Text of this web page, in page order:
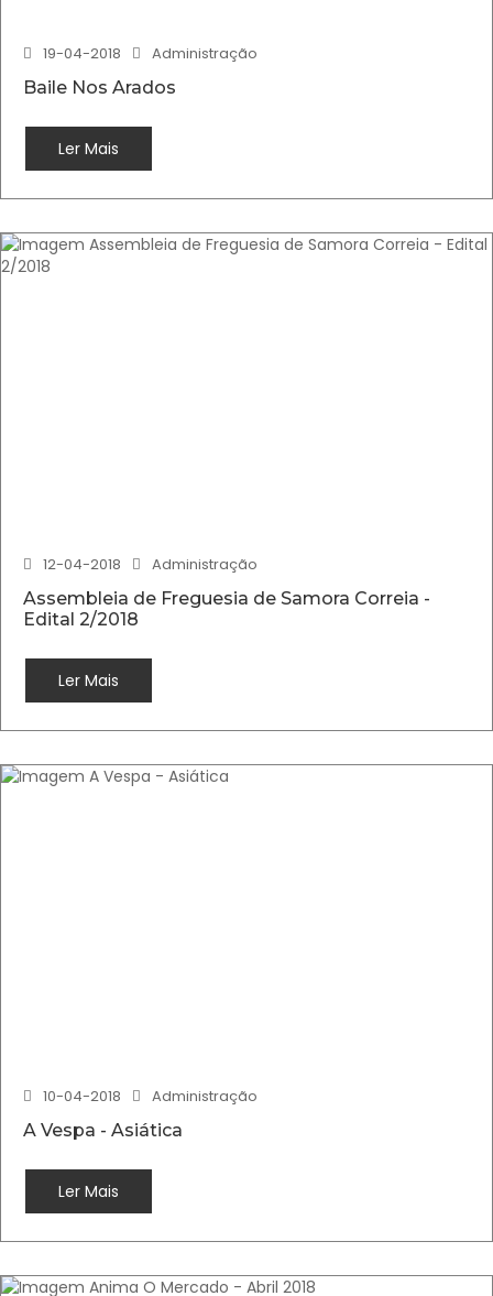
19-04-2018
Administração
Baile Nos Arados
Ler Mais
12-04-2018
Administração
Assembleia de Freguesia de Samora Correia -
Edital 2/2018
Ler Mais
10-04-2018
Administração
A Vespa - Asiática
Ler Mais